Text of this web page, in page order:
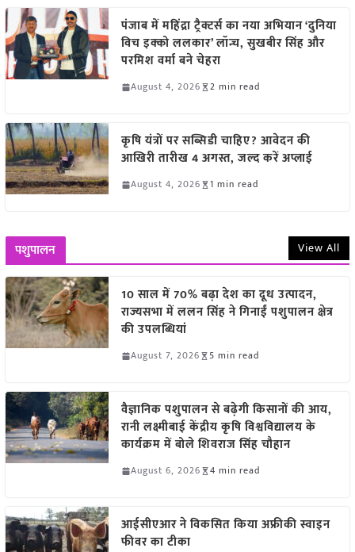
पंजाब में महिंद्रा ट्रैक्टर्स का नया अभियान ‘दुनिया
विच इक्को ललकार’ लॉन्च, सुखबीर सिंह और
परमिश वर्मा बने चेहरा
August 4, 2026 2 min read
कृषि यंत्रों पर सब्सिडी चाहिए? आवेदन की
आखिरी तारीख 4 अगस्त, जल्द करें अप्लाई
August 4, 2026 1 min read
पशुपालन View All
10 साल में 70% बढ़ा देश का दूध उत्पादन,
राज्यसभा में ललन सिंह ने गिनाईं पशुपालन क्षेत्र
की उपलब्धियां
August 7, 2026 5 min read
वैज्ञानिक पशुपालन से बढ़ेगी किसानों की आय,
रानी लक्ष्मीबाई केंद्रीय कृषि विश्वविद्यालय के
कार्यक्रम में बोले शिवराज सिंह चौहान
August 6, 2026 4 min read
आईसीएआर ने विकसित किया अफ्रीकी स्वाइन
फीवर का टीका